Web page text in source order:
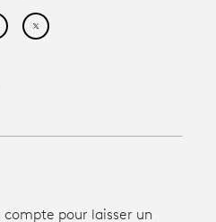
cet article sur
Partager cet article sur
pour laisser un